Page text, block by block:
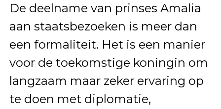
De deelname van prinses Amalia
aan staatsbezoeken is meer dan
een formaliteit. Het is een manier
voor de toekomstige koningin om
langzaam maar zeker ervaring op
te doen met diplomatie,